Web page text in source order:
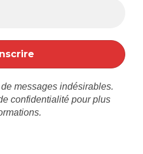
messages indésirables.
confidentialité pour plus